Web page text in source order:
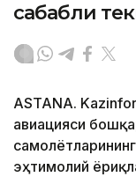
сабабли
ASTANA.
авиацияси
эҳтимолий